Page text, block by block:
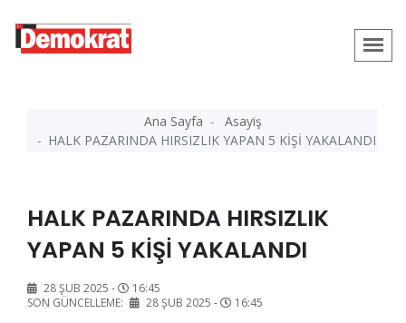
Ana Sayfa
Asayiş
HALK PAZARINDA HIRSIZLIK YAPAN 5 KİŞİ YAKALANDI
HALK PAZARINDA HIRSIZLIK
YAPAN 5 KİŞİ YAKALANDI
28 ŞUB 2025 -
16:45
SON GÜNCELLEME:
28 ŞUB 2025 - 16:45